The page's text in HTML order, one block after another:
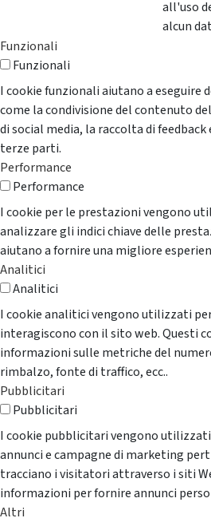
all'uso
alcun
Funzionali
Funzionali
I cookie funzionali aiutano a
come la condivisione del contenuto
di social media, la raccolta di
terze parti.
Performance
Performance
I cookie per le prestazioni vengono
analizzare gli indici chiave delle
aiutano a fornire una migliore
Analitici
Analitici
I cookie analitici vengono utilizzati
interagiscono con il sito web. Questi
informazioni sulle metriche del
rimbalzo, fonte di traffico, ecc..
Pubblicitari
Pubblicitari
I cookie pubblicitari vengono
annunci e campagne di marketing
tracciano i visitatori attraverso i siti
informazioni per fornire annunci
Altri